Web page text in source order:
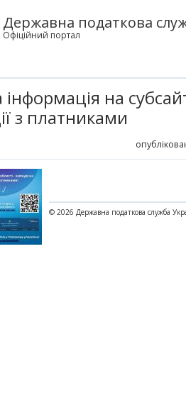
Державна податкова
Офіційний портал
на
з платниками
© 2026 Державна податкова служба